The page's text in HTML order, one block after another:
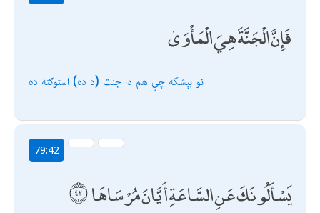
فَإِنَّ الْجَنَّةَ هِيَ الْمَأْوَىٰ
نو بېشكه چې هم دا جنت (د ده) استوګنه ده
79:42
يَسْأَلُونَكَ عَنِ السَّاعَةِ أَيَّانَ مُرْسَاهَا